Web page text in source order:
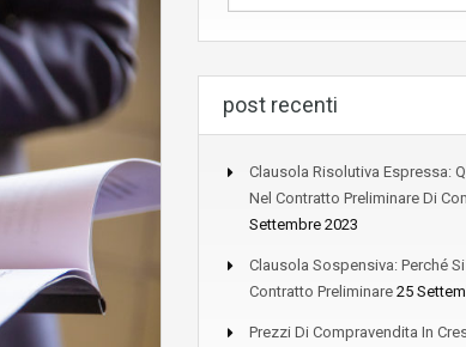
post recenti
Clausola Risolutiva Espressa:
Nel Contratto Preliminare Di
Settembre 2023
Clausola Sospensiva: Perché Si
Contratto Preliminare 25
Prezzi Di Compravendita In